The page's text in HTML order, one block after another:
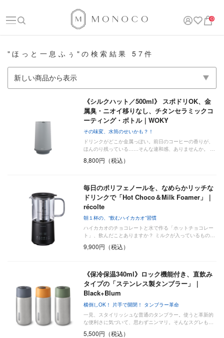
0
"ほっと一息ふぅ"の検索結果 57件
《シルクハット／500ml》 スポドリOK、金
属臭・ニオイ移りなし、チタンセラミックコ
ーティング・ボトル｜WOKY
その味変、水筒のせいかも？！
ドリンクがどこか金属っぽい。前日のコーヒーの香りが、
ほんのり残っている……そんな違和感、ありませんか。 …
8,800円（税込）
毎日のポリフェノールを、なめらかリッチな
ドリンクで「Hot Choco＆Milk Foamer」｜
récolte
朝１杯の、“飲むハイカカオ”習慣
ハイカカオのチョコレートと水で作る「ホットチョコレー
ト」、飲んだことありますか？ ミルクが入っているもの…
9,900円（税込）
《保冷保温340ml》ロック機能付き、直飲み
タイプの「ステンレス製タンブラー」｜
Black+Blum
横倒しOK！ 片手で開閉！ タンブラー革命
一見、スタイリッシュな普通のタンブラー。使うと革新的
な便利さに気づいて、思わずニンマリ。そんなスグレも…
5,500円（税込）